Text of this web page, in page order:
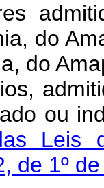
do
do
ou
Leis
de 1º